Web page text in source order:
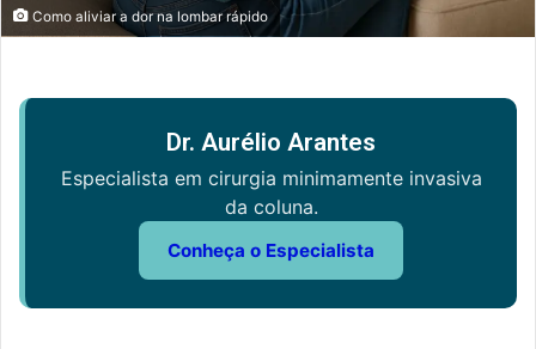
Como aliviar a dor na lombar rápido
Dr. Aurélio Arantes
Especialista em cirurgia minimamente invasiva
da coluna.
Conheça o Especialista